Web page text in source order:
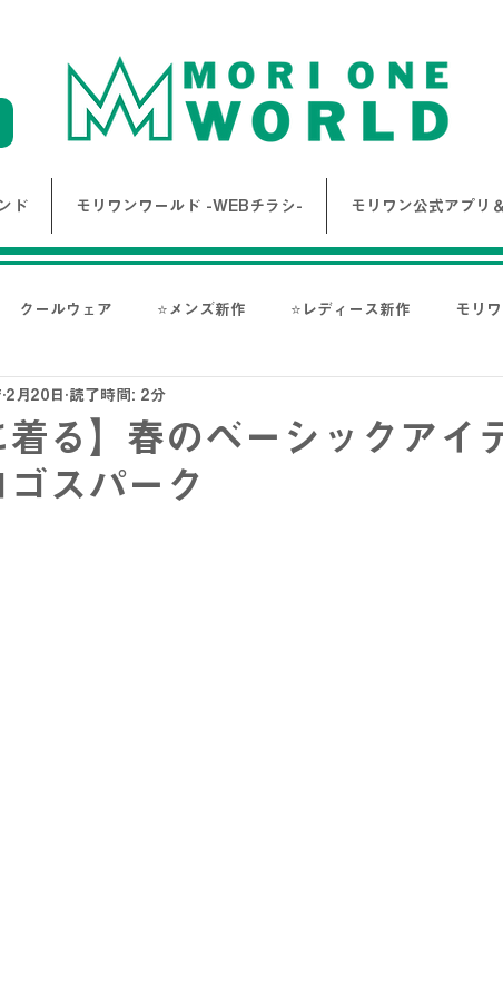
ド モリワンワールド -WEBチラシ- モリワン公式アプリ
クールウェア ⭐メンズ新作 ⭐レディース新作 モリ
Bigワールド新着情報
- NANGA go slow caravan
着る】春のベーシックアイ
スパーク
2月20日 読了時間: 2分